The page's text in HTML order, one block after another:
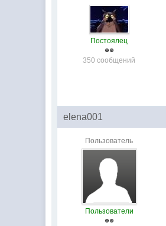
Постоялец
350 сообщений
elena001
Пользователь
Пользователи